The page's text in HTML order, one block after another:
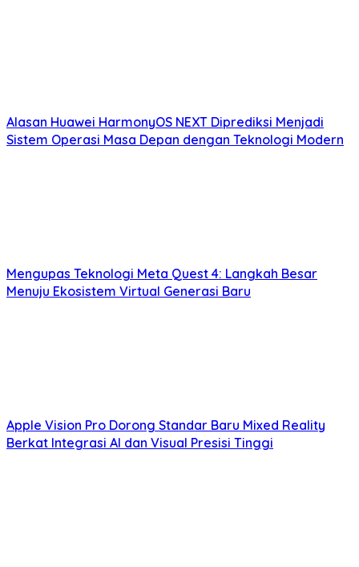
Alasan Huawei HarmonyOS NEXT Diprediksi Menjadi
Sistem Operasi Masa Depan dengan Teknologi Modern
Mengupas Teknologi Meta Quest 4: Langkah Besar
Menuju Ekosistem Virtual Generasi Baru
Apple Vision Pro Dorong Standar Baru Mixed Reality
Berkat Integrasi AI dan Visual Presisi Tinggi